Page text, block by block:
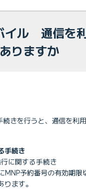
イル 通信を
りますか
きを行うと、通信を利
手続き
に関する手続き
MNP予約番号の有効期
ます。